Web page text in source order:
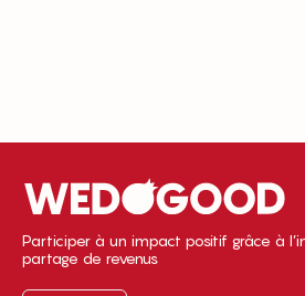
Participer à un impact positif grâce à
partage de revenus